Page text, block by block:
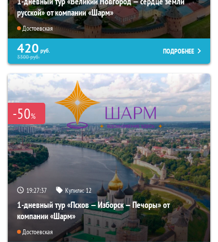
русской» от компании «Шарм»
Достоевская
420 руб.
3300руб.
ПОДРОБНЕЕ
-50%
19:27:36 Купили:12
1-дневный тур «Псков — Изборск — Печоры» от
компании «Шарм»
Достоевская